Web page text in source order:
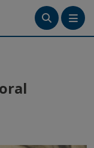
cuenta